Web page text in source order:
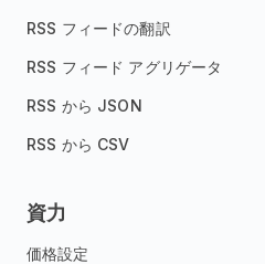
RSS フィードの翻訳
RSS フィード アグリゲータ
RSS から JSON
RSS から CSV
資力
価格設定